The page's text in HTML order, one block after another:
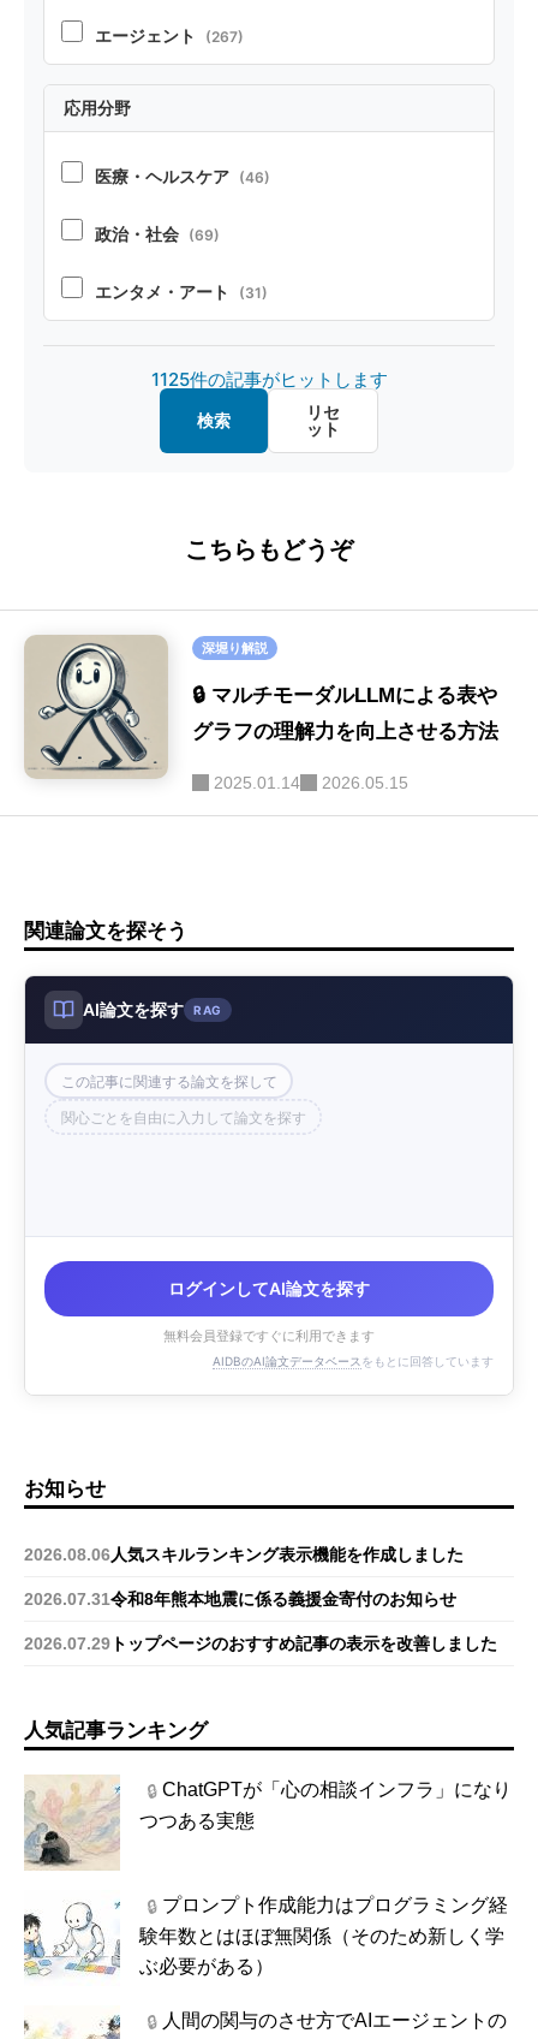
エージェント (267)
オープンソース (32)
マルチモーダル (26)
ハルシネーション (16)
セキュリティ (16)
画像生成
音声 (9)
LLM-as-a-Judge (9)
応用分野
医療・ヘルスケア (46)
政治・社会 (69)
エンタメ・アート (31)
製造・デザイン (20)
(20)
1125件の記事がヒットします
検索
リセ
ット
こちらもどうぞ
深堀り解説
🔒 マルチモーダルLLMによる表や
グラフの理解力を向上させる方法
2025.01.14 2026.05.15
関連論文を探そう
AI論文を探す RAG
この記事に関連する論文を探して
関心ごとを自由に入力して論文を探す
ログインしてAI論文を探す
無料会員登録ですぐに利用できます
AIDBのAI論文データベース をもとに回答しています
お知らせ
2026.08.06人気スキルランキング表示機能を作成しました
2026.07.31令和8年熊本地震に係る義援金寄付のお知らせ
2026.07.29 トップページのおすすめ記事の表示を改善しました
人気記事ランキング
🔒ChatGPTが「心の相談インフラ」になり
つつある実態
🔒プロンプト作成能力はプログラミング経
験年数とはほぼ無関係（そのため新しく学
ぶ必要がある）
🔒人間の関与のさせ方でAIエージェントの